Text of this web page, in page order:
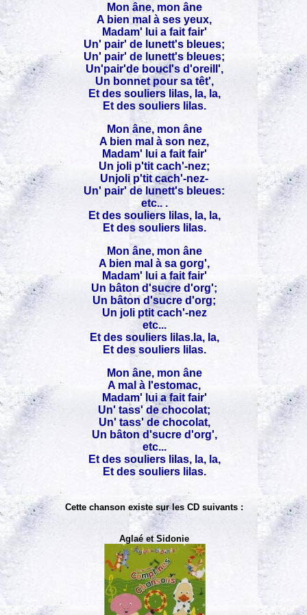
Mon âne, mon âne
A bien mal à ses yeux,
Madam' lui a fait fair'
Un' pair' de lunett's bleues;
Un' pair' de lunett's bleues;
Un'pair'de boucl's d'oreill',
Un bonnet pour sa têt',
Et des souliers lilas, la, la,
Et des souliers lilas.
Mon âne, mon âne
A bien mal à son nez,
Madam' lui a fait fair'
Un joli p'tit cach'-nez;
Unjoli p'tit cach'-nez-
Un' pair' de lunett's bleues:
etc.. .
Et des souliers lilas, la, la,
Et des souliers lilas.
Mon âne, mon âne
A bien mal à sa gorg',
Madam' lui a fait fair'
Un bâton d'sucre d'org';
Un bâton d'sucre d'org;
Un joli ptit cach'-nez
etc...
Et des souliers lilas.la, la,
Et des souliers lilas.
Mon âne, mon âne
A mal à l'estomac,
Madam' lui a fait fair'
Un' tass' de chocolat;
Un' tass' de chocolat,
Un bâton d'sucre d'org',
etc...
Et des souliers lilas, la, la,
Et des souliers lilas.
Cette chanson existe sur les CD suivants :
Aglaé et Sidonie